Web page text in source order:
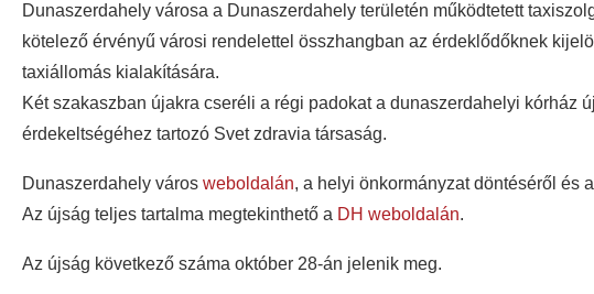
Dunaszerdahely városa a Dunaszerdahely területén működtetett
kötelező érvényű városi rendelettel összhangban az érdeklődőknek
taxiállomás kialakítására.
Két szakaszban újakra cseréli a régi padokat a dunaszerdahelyi kórház
érdekeltségéhez tartozó Svet zdravia társaság.
Dunaszerdahely város weboldalán, a helyi önkormányzat döntéséről és
Az újság teljes tartalma megtekinthető a DH weboldalán.
Az újság következő száma október 28-án jelenik meg.